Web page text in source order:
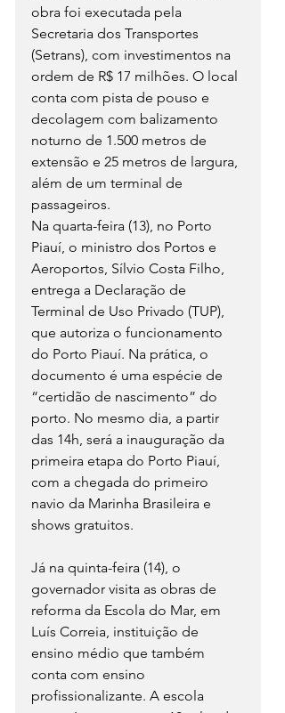
obra foi executada pela
Secretaria dos Transportes
(Setrans), com investimentos na
ordem de R$ 17 milhões. O local
conta com pista de pouso e
decolagem com balizamento
noturno de 1.500 metros de
extensão e 25 metros de largura,
além de um terminal de
passageiros.
Na quarta-feira (13), no Porto
Piauí, o ministro dos Portos e
Aeroportos, Sílvio Costa Filho,
entrega a Declaração de
Terminal de Uso Privado (TUP),
que autoriza o funcionamento
do Porto Piauí. Na prática, o
documento é uma espécie de
“certidão de nascimento” do
porto. No mesmo dia, a partir
das 14h, será a inauguração da
primeira etapa do Porto Piauí,
com a chegada do primeiro
navio da Marinha Brasileira e
shows gratuitos.
Já na quinta-feira (14), o
governador visita as obras de
reforma da Escola do Mar, em
Luís Correia, instituição de
ensino médio que também
conta com ensino
profissionalizante. A escola